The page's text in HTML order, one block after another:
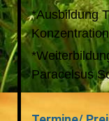
*Ausbildung
Paracelsus